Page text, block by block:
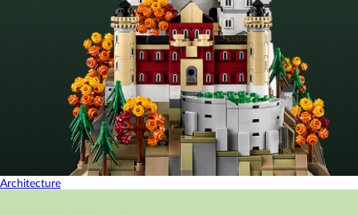
Architecture